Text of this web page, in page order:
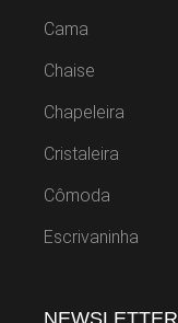
Cama
Chaise
Chapeleira
Cristaleira
Cômoda
Escrivaninha